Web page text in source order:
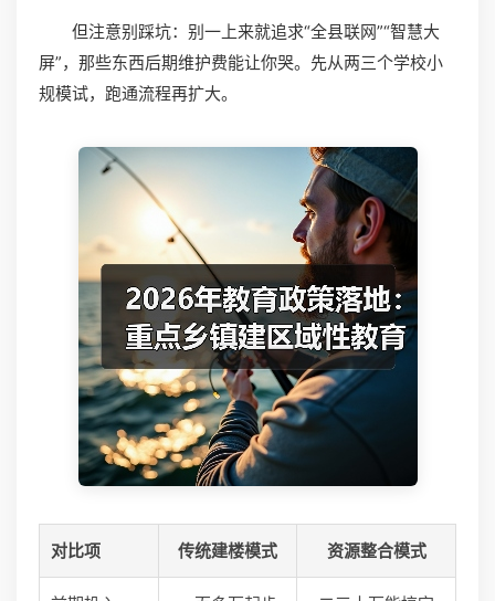
但注意别踩坑：别一上来就追求“全县联网”“智慧大
屏”，那些东西后期维护费能让你哭。先从两三个学校小
规模试，跑通流程再扩大。
对比项 传统建楼模式 资源整合模式